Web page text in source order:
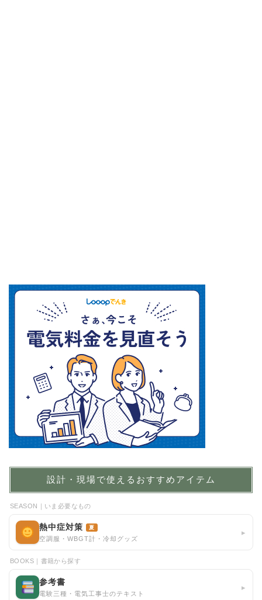
設計・現場で使えるおすすめアイテム
SEASON｜いま必要なもの
熱中症対策 夏
空調服・WBGT計・冷却グッズ
▸
BOOKS｜書籍から探す
参考書
電験三種・電気工事士のテキスト
▸